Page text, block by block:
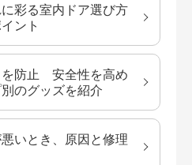
彩る室内ドア選び方
ント
を防止 安全性を高め
のグッズを紹介
いとき、原因と修理